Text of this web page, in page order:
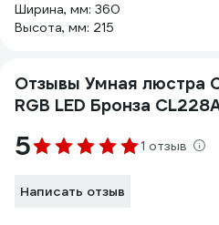
Ширина, мм: 360
Высота, мм: 215
Отзывы Умная люстра
RGB LED Бронза
5 1 отзыв
Написать отзыв